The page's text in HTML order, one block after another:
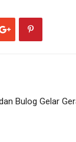
Bulog Gelar